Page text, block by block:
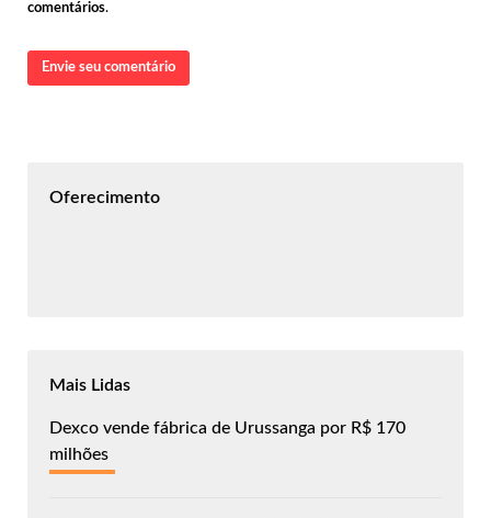
comentários.
Envie seu comentário
Oferecimento
Mais Lidas
Dexco vende fábrica de Urussanga por R$ 170
milhões